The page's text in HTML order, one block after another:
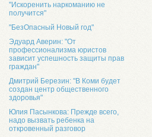
"Искоренить наркоманию не
получится"
"БезОпасный Новый год"
Эдуард Аверин: "От
профессионализма юристов
зависит успешность защиты прав
граждан"
Дмитрий Березин: "В Коми будет
создан центр общественного
здоровья"
Юлия Пасынкова: Прежде всего,
надо вызвать ребенка на
откровенный разговор